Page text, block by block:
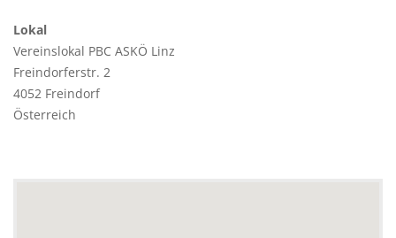
Lokal
Vereinslokal PBC ASKÖ Linz
Freindorferstr. 2
4052 Freindorf
Österreich